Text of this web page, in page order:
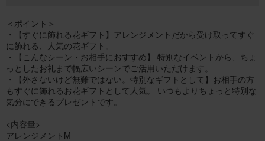
＜ポイント＞
・【すぐに飾れる花ギフト】アレンジメントだから受け取ってすぐ
に飾れる、人気の花ギフト。
・【こんなシーン・お相手におすすめ】 特別なイベントから、ちょ
っとしたお礼まで幅広いシーンでご活用いただけます。
・【外さないけど無難ではない。特別なギフトとして】お相手の方
もすぐに飾れるお花ギフトとして人気。 いつもよりちょっと特別な
気分にできるプレゼントです。
<内容量>
アレンジメントM